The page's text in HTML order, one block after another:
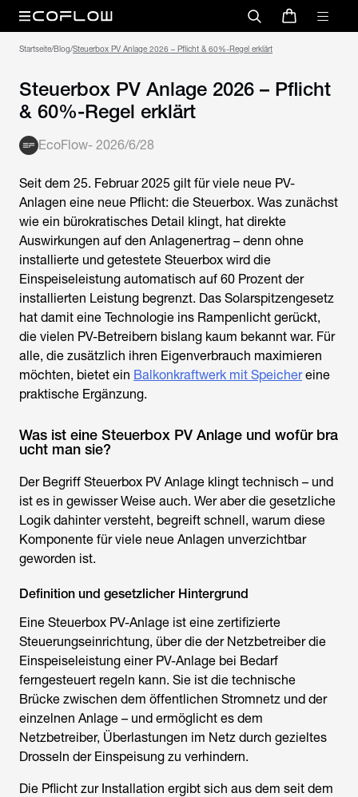
Startseite/Blog/Steuerbox PV Anlage 2026 – Pflicht & 60%-Regel erklärt
Steuerbox PV Anlage 2026 – Pflicht
& 60%-Regel erklärt
EcoFlow- 2026/6/28
Seit dem 25. Februar 2025 gilt für viele neue PV-
Anlagen eine neue Pflicht: die Steuerbox. Was zunächst
wie ein bürokratisches Detail klingt, hat direkte
Auswirkungen auf den Anlagenertrag – denn ohne
installierte und getestete Steuerbox wird die
Einspeiseleistung automatisch auf 60 Prozent der
installierten Leistung begrenzt. Das Solarspitzengesetz
hat damit eine Technologie ins Rampenlicht gerückt,
die vielen PV-Betreibern bislang kaum bekannt war. Für
alle, die zusätzlich ihren Eigenverbrauch maximieren
möchten, bietet ein Balkonkraftwerk mit Speichereine
praktische Ergänzung.
Was ist eine Steuerbox PV Anlage und wofür bra
ucht man sie?
Der Begriff Steuerbox PV Anlage klingt technisch – und
ist es in gewisser Weise auch. Wer aber die gesetzliche
Logik dahinter versteht, begreift schnell, warum diese
Komponente für viele neue Anlagen unverzichtbar
geworden ist.
Definition und gesetzlicher Hintergrund
Eine Steuerbox PV-Anlage ist eine zertifizierte
Steuerungseinrichtung, über die der Netzbetreiber die
Einspeiseleistung einer PV-Anlage bei Bedarf
ferngesteuert regeln kann. Sie ist die technische
Brücke zwischen dem öffentlichen Stromnetz und der
einzelnen Anlage – und ermöglicht es dem
Netzbetreiber, Überlastungen im Netz durch gezieltes
Drosseln der Einspeisung zu verhindern.
Die Pflicht zur Installation ergibt sich aus dem seit dem